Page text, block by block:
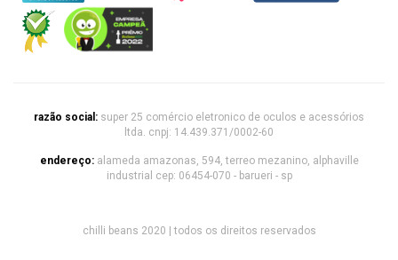
razão social: super 25 comércio eletronico de oculos e acessórios
ltda. cnpj: 14.439.371/0002-60
endereço: alameda amazonas, 594, terreo mezanino, alphaville
industrial cep: 06454-070 - barueri - sp
chilli beans 2020 | todos os direitos reservados